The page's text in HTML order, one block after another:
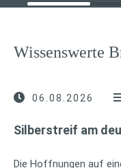
Wissenswerte
06.08.2026
Silberstreif am
Die Hoffnungen auf